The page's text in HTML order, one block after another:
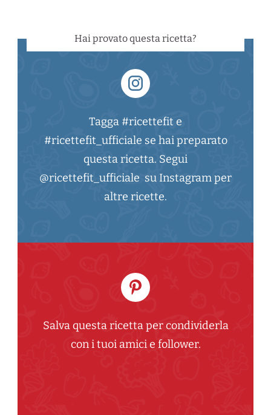
Hai provato questa ricetta?
Tagga #ricettefit e
#ricettefit_ufficiale se hai preparato
questa ricetta. Segui
@ricettefit_ufficiale su Instagram per
altre ricette.
Salva questa ricetta per condividerla
con i tuoi amici e follower.